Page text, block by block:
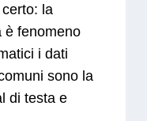
la
è fenomeno
i dati
sono la
di testa e